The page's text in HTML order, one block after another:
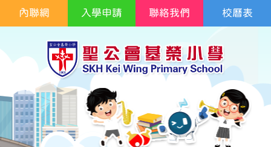
校曆表
內聯網 入學申請 聯絡我們